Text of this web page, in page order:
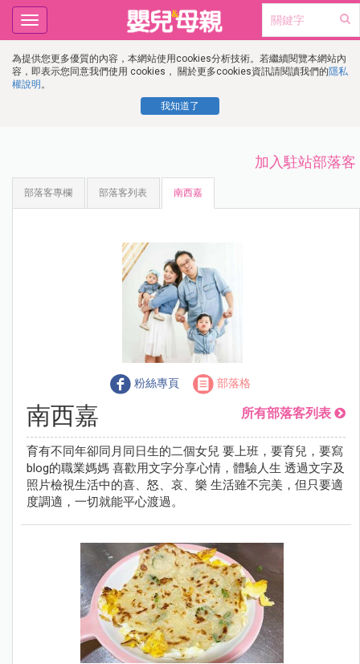
為提供您更多優質的內容，本網站使用cookies分析技術。若繼續閱覽本網站內
容，即表示您同意我們使用 cookies， 關於更多cookies資訊請閱讀我們的隱私
權說明 。
我知道了
Toggle
navigation
加入駐站部落客
部落客專欄 部落客列表 南西嘉
粉絲專頁 部落格
南西嘉 所有部落客列表
育有不同年卻同月同日生的二個女兒 要上班，要育兒，要寫
blog的職業媽媽 喜歡用文字分享心情，體驗人生 透過文字及
照片檢視生活中的喜、怒、哀、樂 生活雖不完美，但只要適
度調適，一切就能平心渡過。